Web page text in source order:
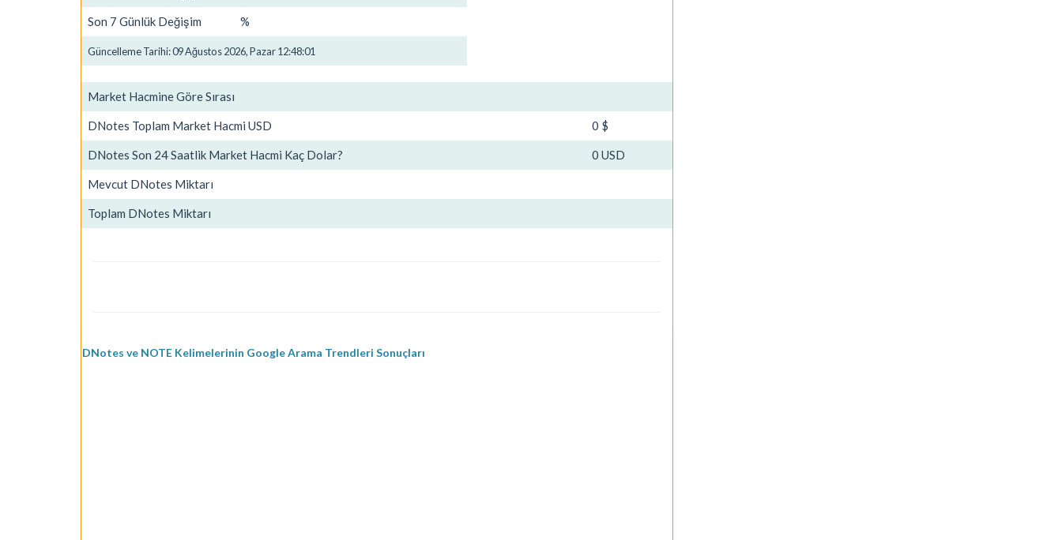
Son 7 Günlük Değişim %
Güncelleme Tarihi: 09 Ağustos 2026, Pazar 12:48:01
Market Hacmine Göre Sırası
DNotes Toplam Market Hacmi USD 0 $
DNotes Son 24 Saatlik Market Hacmi Kaç Dolar? 0 USD
Mevcut DNotes Miktarı
Toplam DNotes Miktarı
DNotes ve NOTE Kelimelerinin Google Arama Trendleri Sonuçları